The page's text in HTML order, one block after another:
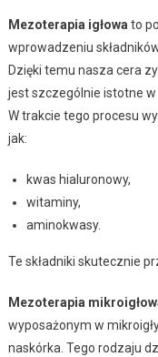
Mezoterapia igłowato
wprowadzeniu
Dzięki temu nasza cera
jest szczególnie istotne
W trakcie tego procesu
jak:
kwas hialuronowy,
witaminy,
aminokwasy.
Te składniki skutecznie
Mezoterapia
wyposażonym w
naskórka. Tego rodzaju